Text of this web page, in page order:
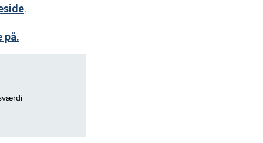
.
på.